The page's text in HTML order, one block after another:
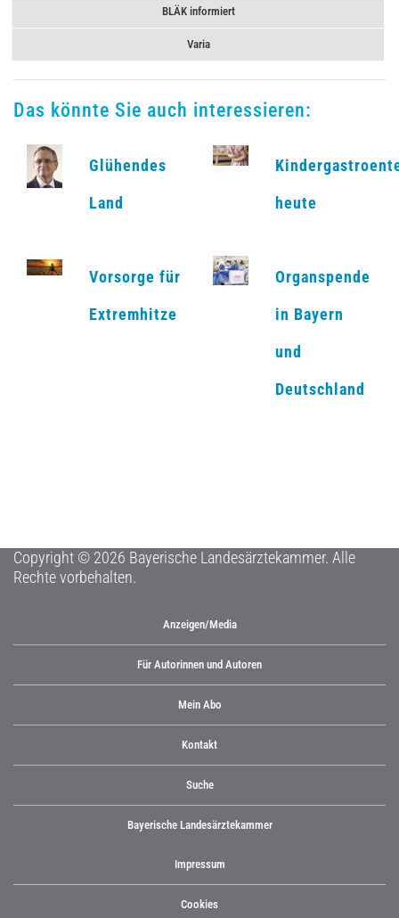
BLÄK informiert
Varia
Das könnte Sie auch interessieren:
Glühendes
Land
heute
Vorsorge für
Extremhitze
Organspende
in Bayern
und
Deutschland
Copyright © 2026 Bayerische Landesärztekammer. Alle
Rechte vorbehalten.
Anzeigen/Media
Für Autorinnen und Autoren
Mein Abo
Kontakt
Suche
Bayerische Landesärztekammer
Impressum
Cookies